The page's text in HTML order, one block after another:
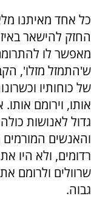
כל אחד מאיתנו
החזק להישאר
מאפשר לו
ש'התמזל מזלו',
של כוחותיו
אותו, וירומם
גדול לאנושות
והאנשים
רדומים, ולא היו
שרוולים ולרומם
גבוה.